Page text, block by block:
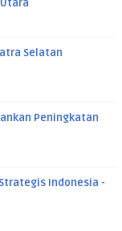
Selatan
Peningkatan
Indonesia -